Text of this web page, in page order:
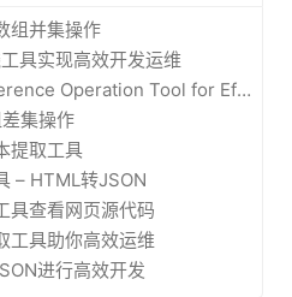
组并集操作
具实现高效开发运维
Tool for Efficient Development
集操作
提取工具
– HTML转JSON
具查看网页源代码
工具助你高效运维
进行高效开发